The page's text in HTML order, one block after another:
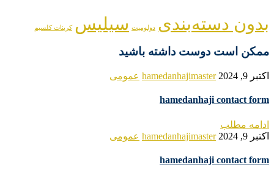
بدون دسته‌بندی دولومیت سیلیس کربنات کلسیم
ممکن است دوست داشته باشید
اکتبر 9, 2024 hamedanhajimaster عمومی
hamedanhaji contact form
ادامه مطلب
اکتبر 9, 2024
hamedanhajimaster عمومی
hamedanhaji contact form